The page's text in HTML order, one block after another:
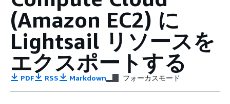
(Amazon EC2) に
Lightsail リソースを
エクスポートする
PDF RSS Markdown フォーカスモード